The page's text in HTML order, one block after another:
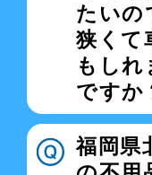
たいの
狭くて
もしれ
ですか
福岡県